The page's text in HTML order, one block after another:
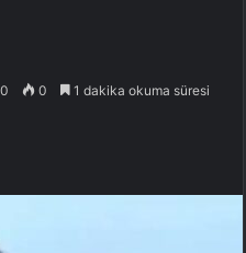
0 0 1 dakika okuma süresi